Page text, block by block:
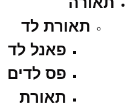
תאורת לד
פאנל לד
פס לדים
תאורת